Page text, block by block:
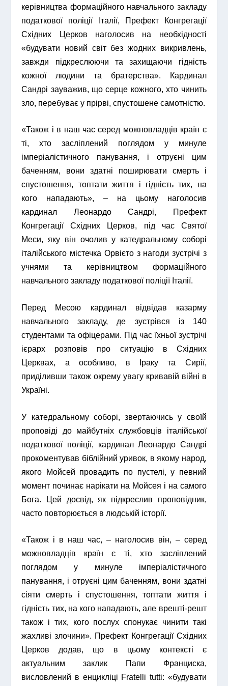
керівництва формаційного навчального закладу
податкової поліції Італії, Префект Конгрегації
Східних Церков наголосив на необхідності
«будувати новий світ без жодних викривлень,
завжди підкреслюючи та захищаючи гідність
кожної людини та братерства». Кардинал
Сандрі зауважив, що серце кожного, хто чинить
зло, перебуває у прірві, спустошене самотністю.
«Також і в наш час серед можновладців країн є
ті, хто засліплений поглядом у минуле
імперіалістичного панування, і отруєні цим
баченням, вони здатні поширювати смерть і
спустошення, топтати життя і гідність тих, на
кого нападають», – на цьому наголосив
кардинал Леонардо Сандрі, Префект
Конгрегації Східних Церков, під час Святої
Меси, яку він очолив у катедральному соборі
італійського містечка Орвієто з нагоди зустрічі з
учнями та керівництвом формаційного
навчального закладу податкової поліції Італії.
Перед Месою кардинал відвідав казарму
навчального закладу, де зустрівся із 140
студентами та офіцерами. Під час їхньої зустрічі
ієрарх розповів про ситуацію в Східних
Церквах, а особливо, в Іраку та Сирії,
приділивши також окрему увагу кривавій війні в
Україні.
У катедральному соборі, звертаючись у своїй
проповіді до майбутніх службовців італійської
податкової поліції, кардинал Леонардо Сандрі
прокоментував біблійний уривок, в якому народ,
якого Мойсей провадить по пустелі, у певний
момент починає нарікати на Мойсея і на самого
Бога. Цей досвід, як підкреслив проповідник,
часто повторюється в людській історії.
«Також і в наш час, – наголосив він, – серед
можновладців країн є ті, хто засліплений
поглядом у минуле імперіалістичного
панування, і отруєні цим баченням, вони здатні
сіяти смерть і спустошення, топтати життя і
гідність тих, на кого нападають, але врешті-решт
також і тих, кого послух спонукає чинити такі
жахливі злочини». Префект Конгрегації Східних
Церков додав, що в цьому контексті є
актуальним заклик Папи Франциска,
висловлений в енцикліці Fratelli tutti: «будувати